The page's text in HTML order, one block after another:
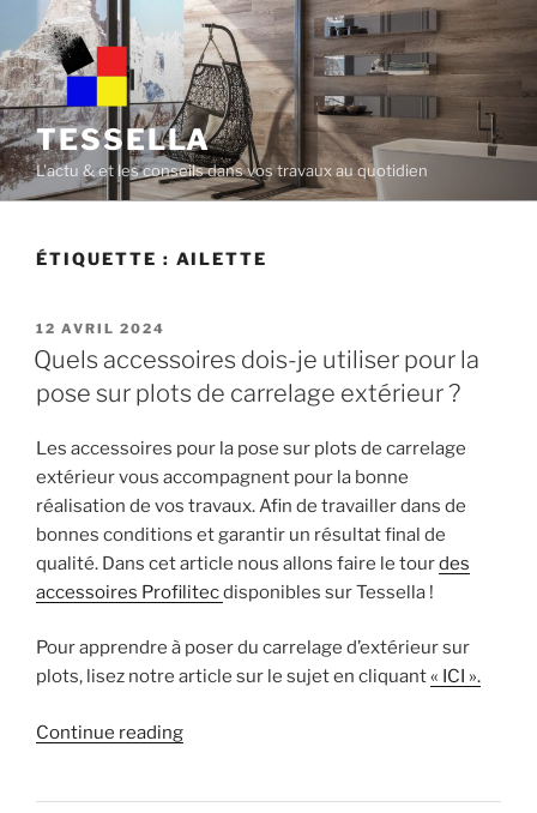
content
TESSELLA
L'actu & et les conseils dans vos travaux au quotidien
ÉTIQUETTE : AILETTE
POSTED
ON
12 AVRIL 2024
Quels accessoires dois-je utiliser pour la
pose sur plots de carrelage extérieur ?
Les accessoires pour la pose sur plots de carrelage
extérieur vous accompagnent pour la bonne
réalisation de vos travaux. Afin de travailler dans de
bonnes conditions et garantir un résultat final de
qualité. Dans cet article nous allons faire le tourdes
accessoires Profilitecdisponibles sur Tessella !
Pour apprendre à poser du carrelage d’extérieur sur
plots, lisez notre article sur le sujet en cliquant« ICI ».
Continue reading« Quels